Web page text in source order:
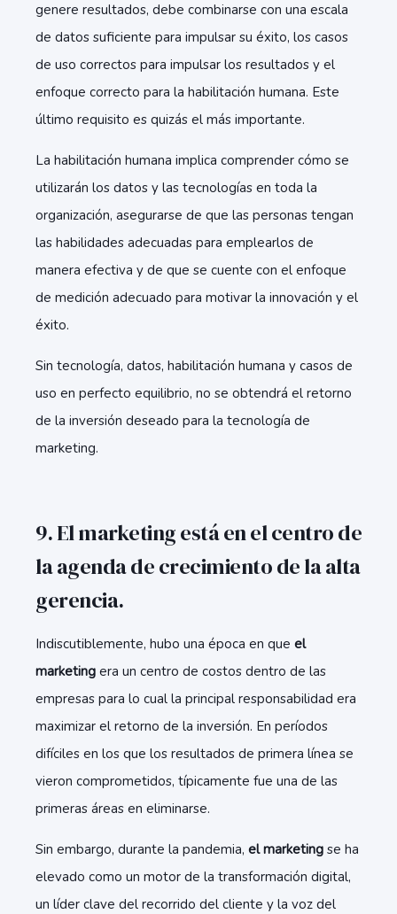
genere resultados, debe combinarse con una escala
de datos suficiente para impulsar su éxito, los casos
de uso correctos para impulsar los resultados y el
enfoque correcto para la habilitación humana. Este
último requisito es quizás el más importante.
La habilitación humana implica comprender cómo se
utilizarán los datos y las tecnologías en toda la
organización, asegurarse de que las personas tengan
las habilidades adecuadas para emplearlos de
manera efectiva y de que se cuente con el enfoque
de medición adecuado para motivar la innovación y el
éxito.
Sin tecnología, datos, habilitación humana y casos de
uso en perfecto equilibrio, no se obtendrá el retorno
de la inversión deseado para la tecnología de
marketing.
9. El marketing está en el centro de
la agenda de crecimiento de la alta
gerencia.
Indiscutiblemente, hubo una época en que el
marketing era un centro de costos dentro de las
empresas para lo cual la principal responsabilidad era
maximizar el retorno de la inversión. En períodos
difíciles en los que los resultados de primera línea se
vieron comprometidos, típicamente fue una de las
primeras áreas en eliminarse.
Sin embargo, durante la pandemia, el marketing se ha
elevado como un motor de la transformación digital,
un líder clave del recorrido del cliente y la voz del